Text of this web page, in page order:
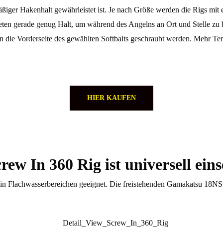
Hakenhalt gewährleistet ist. Je nach Größe werden die Rigs mit
gerade genug Halt, um während des Angelns an Ort und Stelle
Vorderseite des gewählten Softbaits geschraubt werden. Mehr
HIER KAUFEN
In 360 Rig ist universell
geeignet. Die freistehenden Gamakatsu